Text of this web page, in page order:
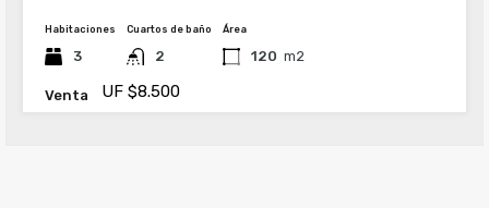
Habitaciones
3
Cuartos de baño
2
Área
120 m2
Venta UF $8.500